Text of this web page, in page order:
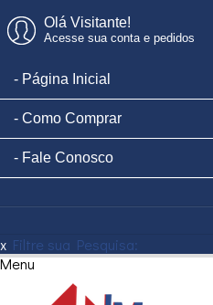
Olá Visitante!
Acesse sua conta e pedidos
Página Inicial
Como Comprar
Fale Conosco
x Filtre sua Pesquisa:
Menu